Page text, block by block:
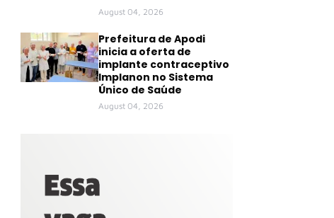
August 04, 2026
Prefeitura de Apodi
inicia a oferta de
implante contraceptivo
Implanon no Sistema
Único de Saúde
August 04, 2026